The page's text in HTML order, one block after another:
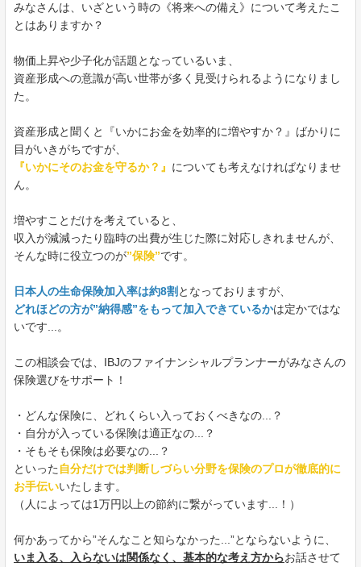
みなさんは、いざという時の《将来への備え》について考えたこ
とはありますか？
物価上昇や少子化が話題となっているいま、
資産形成への意識が高い世帯が多く見受けられるようになりまし
た。
資産形成と聞くと『いかにお金を効率的に増やすか？』ばかりに
目がいきがちですが、
『いかにそのお金を守るか？』 についても考えなければなりませ
ん。
増やすことだけを考えていると、
収入が減減ったり臨時の出費が生じた際に対応しきれませんが、
そんな時に役立つのが”保険”です。
日本人の生命保険加入率は約8割 となっておりますが、
どれほどの方が”納得感”をもって加入できているかは定かではな
いです...。
この相談会では、IBJのファイナンシャルプランナーがみなさんの
保険選びをサポート！
・どんな保険に、どれくらい入っておくべきなの...？
・自分が入っている保険は適正なの...？
・そもそも保険は必要なの...？
といった 自分だけでは判断しづらい分野を保険のプロが徹底的に
お手伝いいたします。
（人によっては1万円以上の節約に繋がっています...！）
何かあってから”そんなこと知らなかった...”とならないように、
いま入る、入らないは関係なく、基本的な考え方からお話させて